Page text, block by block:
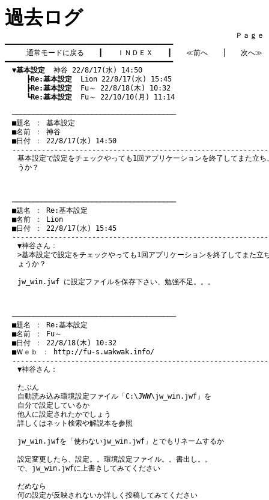
過去ログ
Ｐａｇｅ
━━━━━━━━━━━━━━━━━━━━━━━━━━━━━━━━━━━━━━━━
通常モードに戻る
ＩＮＤＥＸ ≪前へ
次へ≫
━━━━━━━━━━━━━━━━━━━━━━━━━━━━━━━━━━━━━━━━
▼基本設定
  神谷 22/8/17(水) 14:50
┣Re:基本設定
  Lion 22/8/17(水) 15:45
┣Re:基本設定
  Fu～ 22/8/18(木) 10:32
┗Re:基本設定
  Fu～ 22/10/10(月) 11:14
───────────────────────────────────────
■題名 ： 基本設定
■名前 ： 神谷
■日付 ： 22/8/17(水) 14:50
基本設定で設定をチェックやっても1回アプリケーションを終了してまた立
うか？
───────────────────────────────────────
■題名 ： Re:基本設定
■名前 ： Lion
■日付 ： 22/8/17(水) 15:45
▼神谷さん：
>基本設定で設定をチェックやっても1回アプリケーションを終了してまた立
ょうか？
jw_win.jwf に設定ファイルを保存下さい、勉強不足。。。
───────────────────────────────────────
■題名 ： Re:基本設定
■名前 ： Fu～
■日付 ： 22/8/18(木) 10:32
■Ｗｅｂ ：
http://fu-s.wakwak.info/
▼神谷さん：
たぶん
自動読み込み環境設定ファイル「C:\JWW\jw_win.jwf」を
自分で設定しているか
他人に設定されたかでしょう
詳しくはネット検索や解説本を参照
jw_win.jwfを「使わないjw_win.jwf」とでもリネームするか
設定変更したら、設定。。環境設定ファイル。。書出し。。
で、jw_win.jwfに上書きしてみてください
だめなら
何の設定が反映されないか詳しく投稿してみてください